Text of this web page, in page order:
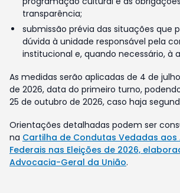
transparência;
submissão prévia das situações que
dúvida à unidade responsável pela
institucional e, quando necessário, à
As medidas serão aplicadas de 4 de
de 2026, data do primeiro turno,
25 de outubro de 2026, caso haja
Orientações detalhadas podem ser
na Cartilha de Condutas Vedadas aos
Federais nas Eleições de 2026,
Advocacia-Geral da União.